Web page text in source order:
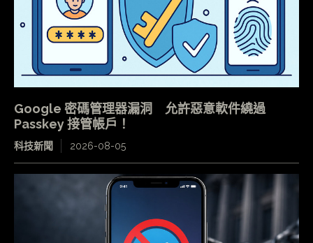
Google 密碼管理器漏洞 允許惡意軟件繞過
Passkey 接管帳戶！
科技新聞 2026-08-05